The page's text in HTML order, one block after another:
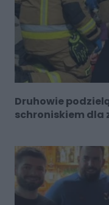
Druhowie
schroniskiem dla